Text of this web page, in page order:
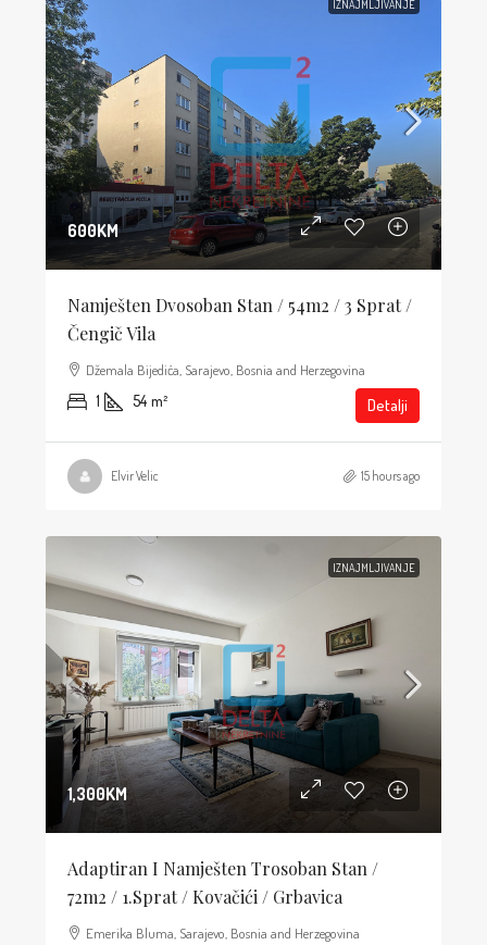
IZNAJMLJIVANJE
600KM
Namješten Dvosoban Stan / 54m2 / 3 Sprat /
Čengič Vila
Džemala Bijedića, Sarajevo, Bosnia and Herzegovina
1 54 m² Detalji
Elvir Velic 15 hours ago
IZNAJMLJIVANJE
1,300KM
Adaptiran I Namješten Trosoban Stan /
72m2 / 1.sprat / Kovačići / Grbavica
Emerika Bluma, Sarajevo, Bosnia and Herzegovina